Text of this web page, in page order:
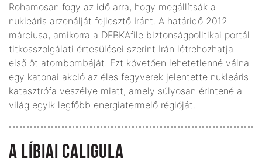
Rohamosan fogy az idő arra, hogy megállítsák a
nukleáris arzenálját fejlesztő Iránt. A határidő 2012
márciusa, amikorra a DEBKAfile biztonságpolitikai portál
titkosszolgálati értesülései szerint Irán létrehozhatja
első öt atombombáját. Ezt követően lehetetlenné válna
egy katonai akció az éles fegyverek jelentette nukleáris
katasztrófa veszélye miatt, amely súlyosan érintené a
világ egyik legfőbb energiatermelő régióját.
A LÍBIAI CALIGULA